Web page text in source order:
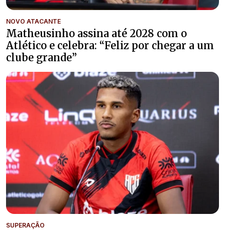
NOVO ATACANTE
Matheusinho assina até 2028 com o
Atlético e celebra: “Feliz por chegar a um
clube grande”
SUPERAÇÃO